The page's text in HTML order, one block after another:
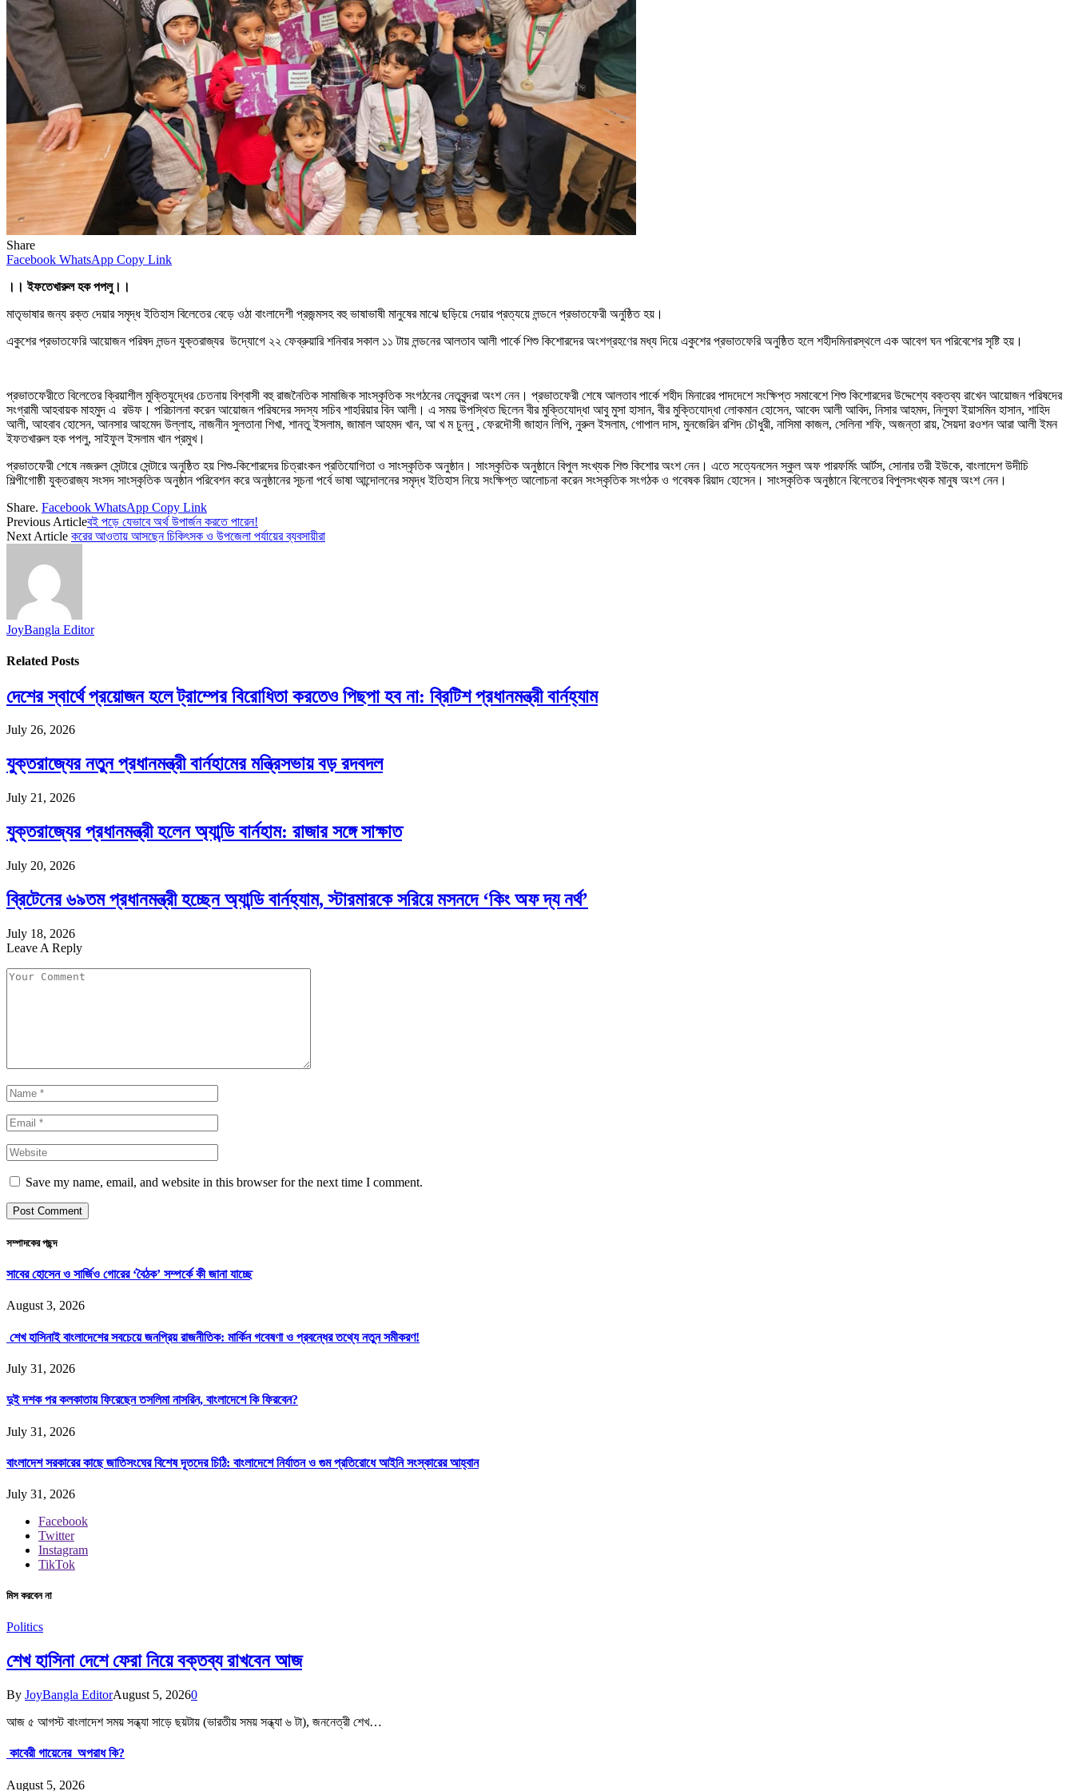
Share
Facebook WhatsApp Copy Link
।। ইফতেখারুল হক পপলু।।
মাতৃভাষার জন্য রক্ত দেয়ার সমৃদ্ধ ইতিহাস বিলেতের বেড়ে ওঠা বাংলাদেশী প্রজন্মসহ বহু ভাষাভাষী মানুষের মাঝে ছড়িয়ে দেয়ার প্রত্যয়ে লন্ডনে প্রভাতফেরী অনুষ্ঠিত হয়।
একুশের প্রভাতফেরি আয়োজন পরিষদ লন্ডন যুক্তরাজ্যর উদ্যোগে ২২ ফেব্রুয়ারি শনিবার সকাল ১১ টায় লন্ডনের আলতাব আলী পার্কে শিশু কিশোরদের অংশগ্রহণের মধ্য দিয়ে একুশের প্রভাতফেরি অনুষ্ঠিত হলে শহীদমিনারস্থলে এক আবেগ ঘন পরিবেশের সৃষ্টি হয়। ‌
প্রভাতফেরীতে বিলেতের ক্রিয়াশীল মুক্তিযুদ্ধের চেতনায় বিশ্বাসী বহু রাজনৈতিক সামাজিক সাংস্কৃতিক সংগঠনের নেতৃবৃন্দরা অংশ নেন। প্রভাতফেরী শেষে আলতাব পার্কে শহীদ মিনারের পাদদেশে সংক্ষিপ্ত সমাবেশে শিশু কিশোরদের উদ্দেশ্যে বক্তব্য রাখেন আয়োজন পরিষদের
সংগ্রামী আহবায়ক মাহমুদ এ র‌উফ। পরিচালনা করেন আয়োজন পরিষদের সদস্য সচিব শাহরিয়ার বিন আলী। এ সময় উপস্থিত ছিলেন বীর মুক্তিযোদ্ধা আবু মুসা হাসান, বীর মুক্তিযোদ্ধা লোকমান হোসেন, আবেদ আলী আবিদ, নিসার আহমদ, নিলুফা ইয়াসমিন হাসান, শাহিদ
আলী, আহবাব হোসেন, আনসার আহমেদ উল্লাহ, নাজনীন সুলতানা শিখা, শানতু ইসলাম, জামাল আহমদ খান, আ খ ম চুন্নু , ফেরদৌসী জাহান লিপি, নুরুল ইসলাম, গোপাল দাস, মুনজেরিন রশিদ চৌধুরী, নাসিমা কাজল, সেলিনা শফি, অজন্তা রায়, সৈয়দা রওশন আরা আলী ইমন
ইফতখারুল হক পপলু, সাইফুল ইসলাম খান প্রমুখ।
প্রভাতফেরী শেষে নজরুল সেন্টারে সেন্টারে অনুষ্ঠিত হয় শিশু-কিশোরদের চিত্রাংকন প্রতিযোগিতা ও সাংস্কৃতিক অনুষ্ঠান। সাংস্কৃতিক অনুষ্ঠানে বিপুল সংখ্যক শিশু কিশোর অংশ নেন। এতে সত্যেনসেন স্কুল অফ পারফর্মিং আর্টস, সোনার তরী ইউকে, বাংলাদেশ উদীচি
শিল্পীগোষ্ঠী যুক্তরাজ্য সংসদ সাংস্কৃতিক অনুষ্ঠান পরিবেশন করে‌ অনুষ্ঠানের সূচনা পর্বে ভাষা আন্দোলনের সমৃদ্ধ ইতিহাস নিয়ে সংক্ষিপ্ত আলোচনা করেন সংস্কৃতিক সংগঠক ও গবেষক রিয়াদ হোসেন। সাংস্কৃতিক অনুষ্ঠানে বিলেতের বিপুলসংখ্যক মানুষ অংশ নেন।
Share. Facebook WhatsApp Copy Link
Previous Articleবই পড়ে যেভাবে অর্থ উপার্জন করতে পারেন!
Next Article করের আওতায় আসছেন চিকিৎসক ও উপজেলা পর্যায়ের ব্যবসায়ীরা
JoyBangla Editor
Related Posts
দেশের স্বার্থে প্রয়োজন হলে ট্রাম্পের বিরোধিতা করতেও পিছপা হব না: ব্রিটিশ প্রধানমন্ত্রী বার্নহ্যাম
July 26, 2026
যুক্তরাজ্যের নতুন প্রধানমন্ত্রী বার্নহামের মন্ত্রিসভায় বড় রদবদল
July 21, 2026
যুক্তরাজ্যের প্রধানমন্ত্রী হলেন অ্যান্ডি বার্নহাম: রাজার সঙ্গে সাক্ষাত
July 20, 2026
ব্রিটেনের ৬৯তম প্রধানমন্ত্রী হচ্ছেন অ্যান্ডি বার্নহ্যাম, স্টারমারকে সরিয়ে মসনদে ‘কিং অফ দ্য নর্থ’
July 18, 2026
Leave A Reply
Save my name, email, and website in this browser for the next time I comment.
সম্পাদকের পছন্দ
সাবের হোসেন ও সার্জিও গোরের ‘বৈঠক’ সম্পর্কে কী জানা যাচ্ছে
August 3, 2026
শেখ হাসিনাই বাংলাদেশের সবচেয়ে জনপ্রিয় রাজনীতিক: মার্কিন গবেষণা ও প্রবন্ধের তথ্যে নতুন সমীকরণ!
July 31, 2026
দুই দশক পর কলকাতায় ফিরেছেন তসলিমা নাসরিন, বাংলাদেশে কি ফিরবেন?
July 31, 2026
বাংলাদেশ সরকারের কাছে জাতিসংঘের বিশেষ দূতদের চিঠি: বাংলাদেশে নির্যাতন ও গুম প্রতিরোধে আইনি সংস্কারের আহ্বান
July 31, 2026
Facebook
Twitter
Instagram
TikTok
মিস করবেন না
Politics
শেখ হাসিনা দেশে ফেরা নিয়ে বক্তব্য রাখবেন আজ
By JoyBangla EditorAugust 5, 20260
আজ ৫ আগস্ট বাংলাদেশ সময় সন্ধ্যা সাড়ে ছয়টায় (ভারতীয় সময় সন্ধ্যা ৬ টা), জননেত্রী শেখ…
কাবেরী গায়েনের অপরাধ কি?
August 5, 2026